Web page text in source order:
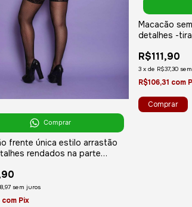
Comprar
frente única estilo arrastão
rendados na parte
sem juros
com Pix
Macacão
detalhes -
R$111,90
3 x de R$37,30
R$106,31 com